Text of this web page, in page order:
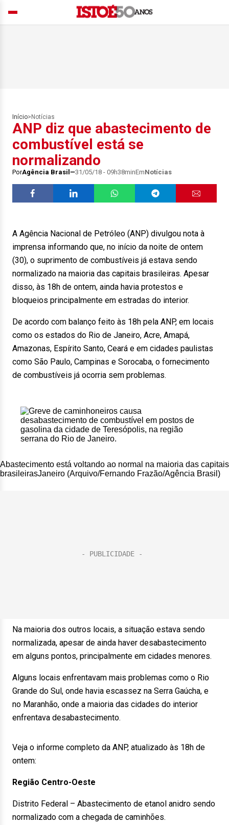
Início> Notícias
ANP diz que abastecimento de
combustível está se
normalizando
PorAgência Brasil 31/05/18 - 09h38minEmNotícias
A Agência Nacional de Petróleo (ANP) divulgou nota à
imprensa informando que, no início da noite de ontem
(30), o suprimento de combustíveis já estava sendo
normalizado na maioria das capitais brasileiras. Apesar
disso, às 18h de ontem, ainda havia protestos e
bloqueios principalmente em estradas do interior.
De acordo com balanço feito às 18h pela ANP, em locais
como os estados do Rio de Janeiro, Acre, Amapá,
Amazonas, Espírito Santo, Ceará e em cidades paulistas
como São Paulo, Campinas e Sorocaba, o fornecimento
de combustíveis já ocorria sem problemas.
Abastecimento está voltando ao normal na maioria das capitais
brasileirasJaneiro (Arquivo/Fernando Frazão/Agência Brasil)
Na maioria dos outros locais, a situação estava sendo
normalizada, apesar de ainda haver desabastecimento
em alguns pontos, principalmente em cidades menores.
Alguns locais enfrentavam mais problemas como o Rio
Grande do Sul, onde havia escassez na Serra Gaúcha, e
no Maranhão, onde a maioria das cidades do interior
enfrentava desabastecimento.
Veja o informe completo da ANP, atualizado às 18h de
ontem:
Região Centro-Oeste
Distrito Federal – Abastecimento de etanol anidro sendo
normalizado com a chegada de caminhões.